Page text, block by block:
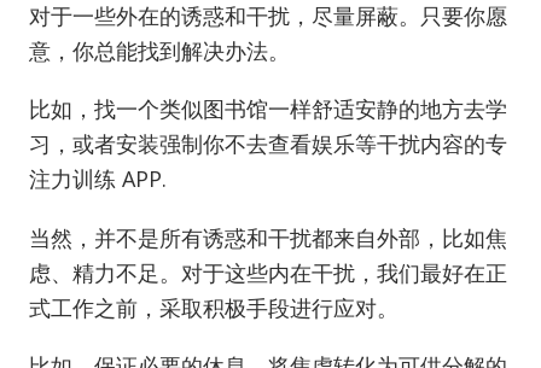
对于一些外在的诱惑和干扰，尽量屏蔽。只要你愿
意，你总能找到解决办法。
比如，找一个类似图书馆一样舒适安静的地方去学
习，或者安装强制你不去查看娱乐等干扰内容的专
注力训练 APP.
当然，并不是所有诱惑和干扰都来自外部，比如焦
虑、精力不足。对于这些内在干扰，我们最好在正
式工作之前，采取积极手段进行应对。